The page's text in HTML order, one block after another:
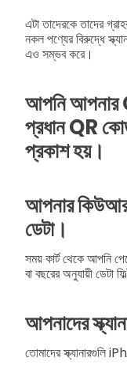
এটা তাদেরকে তাদের
নকল পণ্যের বিরুদ্ধে
এও সম্ভব করে।
আপনি আপনার
প্রধান QR
প্রকাশ হয়।
আপনার কিউআর
ডেটা।
সময় কার্ট থেকে আপনি
বা বছরের অনুযায়ী ডেটা
আপনাদের
তোমাদের স্ক্যানারগুলি